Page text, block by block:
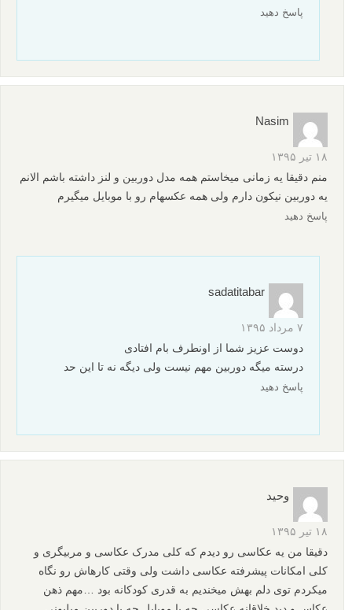
نظرات شما
سلام من دانشجوی ترم اول رشتهی معماری داخلیم یکی از پروزه
هایم عکاسی است اما من دوربین عکاسی ندارم کیفیت عکس گوشیم
نیز زیاد خوب نیست برای همین من از شما میخواهم کتابی را بهم
معرفی کنید که حداقل بتونیم با این شرایط عکس خوب بگیرم ممنون
پاسخ دهید
سامان
۱۸ مهر ۱۳۹۵
درود فراوان
پیشنهاد می کنم کتاب هک عکاسی و راهنمای عکاسی
دیجیتال را از فروشگاه لنزک تهیه نمایید.
موفق باشید
پاسخ دهید